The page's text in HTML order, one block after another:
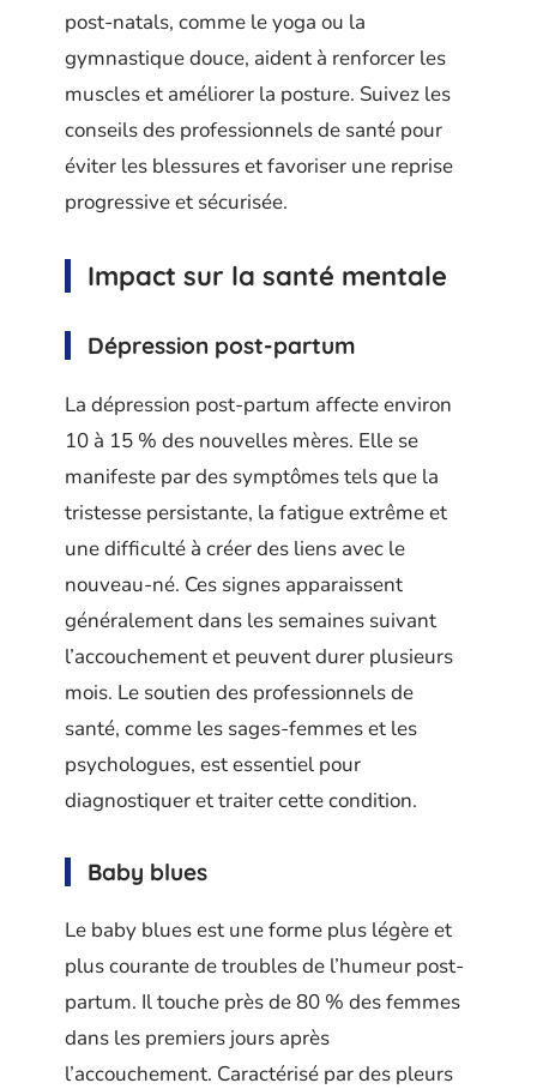
post-natals, comme le yoga ou la
gymnastique douce, aident à renforcer les
muscles et améliorer la posture. Suivez les
conseils des professionnels de santé pour
éviter les blessures et favoriser une reprise
progressive et sécurisée.
Impact sur la santé mentale
Dépression post-partum
La dépression post-partum affecte environ
10 à 15 % des nouvelles mères. Elle se
manifeste par des symptômes tels que la
tristesse persistante, la fatigue extrême et
une difficulté à créer des liens avec le
nouveau-né. Ces signes apparaissent
généralement dans les semaines suivant
l’accouchement et peuvent durer plusieurs
mois. Le soutien des professionnels de
santé, comme les sages-femmes et les
psychologues, est essentiel pour
diagnostiquer et traiter cette condition.
Baby blues
Le baby blues est une forme plus légère et
plus courante de troubles de l’humeur post-
partum. Il touche près de 80 % des femmes
dans les premiers jours après
l’accouchement. Caractérisé par des pleurs